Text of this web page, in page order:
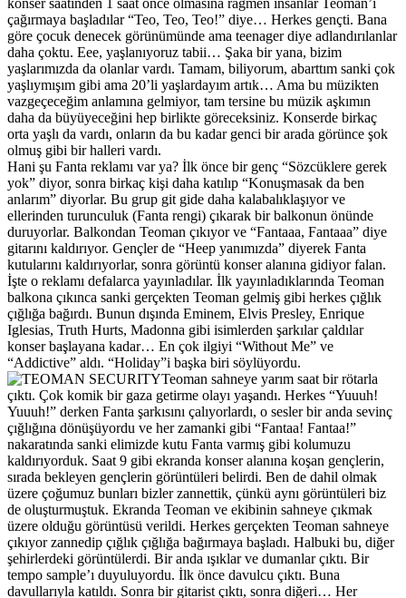
çağırmaya başladılar “Teo, Teo, Teo!” diye… Herkes gençti. Bana
göre çocuk denecek görünümünde ama teenager diye adlandırılanlar
daha çoktu. Eee, yaşlanıyoruz tabii… Şaka bir yana, bizim
yaşlarımızda da olanlar vardı. Tamam, biliyorum, abarttım sanki çok
yaşlıymışım gibi ama 20’li yaşlardayım artık… Ama bu müzikten
vazgeçeceğim anlamına gelmiyor, tam tersine bu müzik aşkımın
daha da büyüyeceğini hep birlikte göreceksiniz. Konserde birkaç
orta yaşlı da vardı, onların da bu kadar genci bir arada görünce şok
olmuş gibi bir halleri vardı.
Hani şu Fanta reklamı var ya? İlk önce bir genç “Sözcüklere gerek
yok” diyor, sonra birkaç kişi daha katılıp “Konuşmasak da ben
anlarım” diyorlar. Bu grup git gide daha kalabalıklaşıyor ve
ellerinden turunculuk (Fanta rengi) çıkarak bir balkonun önünde
duruyorlar. Balkondan Teoman çıkıyor ve “Fantaaa, Fantaaa” diye
gitarını kaldırıyor. Gençler de “Heep yanımızda” diyerek Fanta
kutularını kaldırıyorlar, sonra görüntü konser alanına gidiyor falan.
İşte o reklamı defalarca yayınladılar. İlk yayınladıklarında Teoman
balkona çıkınca sanki gerçekten Teoman gelmiş gibi herkes çığlık
çığlığa bağırdı. Bunun dışında Eminem, Elvis Presley, Enrique
Iglesias, Truth Hurts, Madonna gibi isimlerden şarkılar çaldılar
konser başlayana kadar… En çok ilgiyi “Without Me” ve
“Addictive” aldı. “Holiday”i başka biri söylüyordu.
Teoman sahneye yarım saat bir rötarla
çıktı. Çok komik bir gaza getirme olayı yaşandı. Herkes “Yuuuh!
Yuuuh!” derken Fanta şarkısını çalıyorlardı, o sesler bir anda sevinç
çığlığına dönüşüyordu ve her zamanki gibi “Fantaa! Fantaa!”
nakaratında sanki elimizde kutu Fanta varmış gibi kolumuzu
kaldırıyorduk. Saat 9 gibi ekranda konser alanına koşan gençlerin,
sırada bekleyen gençlerin görüntüleri belirdi. Ben de dahil olmak
üzere çoğumuz bunları bizler zannettik, çünkü aynı görüntüleri biz
de oluşturmuştuk. Ekranda Teoman ve ekibinin sahneye çıkmak
üzere olduğu görüntüsü verildi. Herkes gerçekten Teoman sahneye
çıkıyor zannedip çığlık çığlığa bağırmaya başladı. Halbuki bu, diğer
şehirlerdeki görüntülerdi. Bir anda ışıklar ve dumanlar çıktı. Bir
tempo sample’ı duyuluyordu. İlk önce davulcu çıktı. Buna
davullarıyla katıldı. Sonra bir gitarist çıktı, sonra diğeri… Her